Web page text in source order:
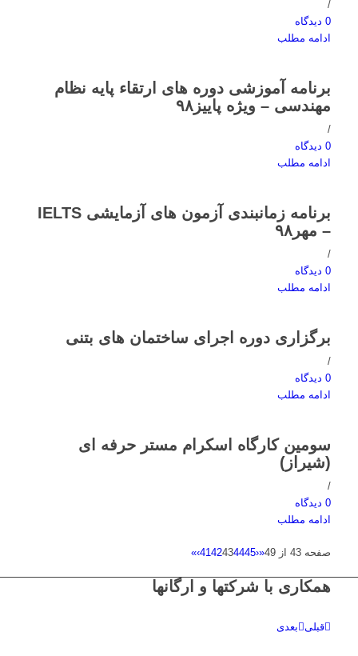
/
0 دیدگاه
ادامه مطلب
برنامه آموزشی دوره های ارتقاء پایه نظام
مهندسی – ویژه پاییز۹۸
/
0 دیدگاه
ادامه مطلب
برنامه زمانبندی آزمون های آزمایشی IELTS
– مهر۹۸
/
0 دیدگاه
ادامه مطلب
برگزاری دوره اجرای ساختمان های بتنی
/
0 دیدگاه
ادامه مطلب
سومین کارگاه اسکرام مستر حرفه ای
(شیراز)
/
0 دیدگاه
ادامه مطلب
صفحه 43 از 49 «
‹
4142434445
›
»
همکاری با شرکتها و ارگانها
قبلی بعدی